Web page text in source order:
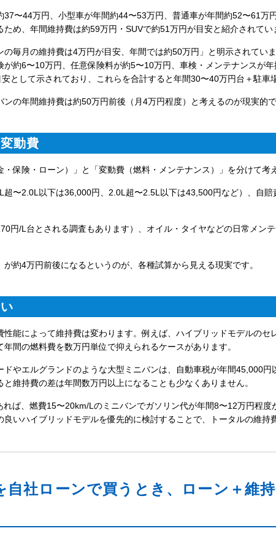
〜44万円、小型車が年間約44〜53万円、普通車が年間約52〜61万
め、年間維持費は約59万円・SUVで約51万円が目安と紹介されてい
毎月の維持費は4万円が目安、年間では約50万円」と明示されてい
約6〜10万円、任意保険料が約5〜10万円、車検・メンテナンスが
として示されており、これらを合計すると年間30〜40万円台＋駐車
の年間維持費は約50万円前後（月4万円程度）と考えるのが現実的で
動費
保険・ローン）」と「変動費（燃料・メンテナンス）」を分けて考
〜2.0L以下は36,000円、2.0L超〜2.5L以下は43,500円など）、自賠
円/L台とされる調査もあります）、オイル・タイヤなどの日常メン
約4万円前後になるというのが、各種試算から見える現実です。
能によって維持費は変わります。例えば、ハイブリッドモデルのセ
間の燃料費を数万円単位で抑えられるケースがあります。
やエルグランドのような大型ミニバンは、自動車税が年間45,000円
維持費の差は年間数万円以上になることも少なくありません。
ば、燃費15〜20km/Lのミニバンでガソリン代が年間8〜12万円程度
いハイブリッドモデルを優先的に検討することで、トータルの維持
自社ローンで買うとき、ローン＋維